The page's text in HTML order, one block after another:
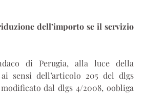
dell’importo se il servizio
di Perugia, alla luce della
sensi dell’articolo 205 del dlgs
dal dlgs 4/2008, oobliga